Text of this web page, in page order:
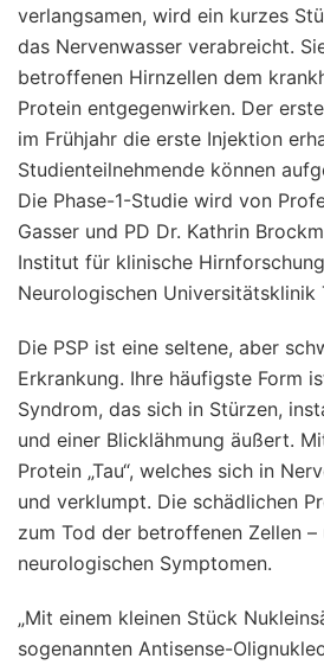
verlangsamen, wird ein kurzes
das Nervenwasser verabreicht.
betroffenen Hirnzellen dem
Protein entgegenwirken. Der
im Frühjahr die erste Injektion
Studienteilnehmende können
Die Phase-1-Studie wird von
Gasser und PD Dr. Kathrin
Institut für klinische
Neurologischen Universitätsklinik
Die PSP ist eine seltene, aber
Erkrankung. Ihre häufigste Form
Syndrom, das sich in Stürzen,
und einer Blicklähmung äußert.
Protein „Tau“, welches sich in
und verklumpt. Die schädlichen
zum Tod der betroffenen Zellen
neurologischen Symptomen.
„Mit einem kleinen Stück
sogenannten Antisense-